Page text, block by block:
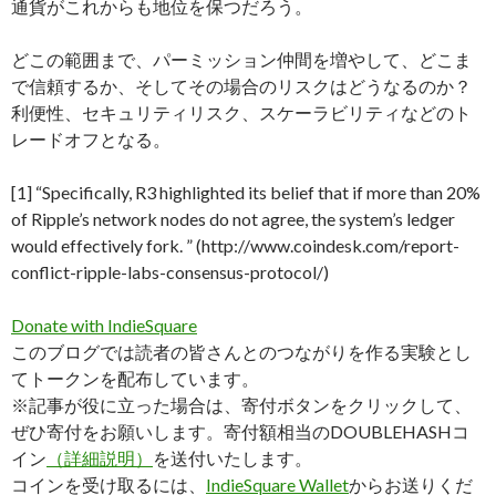
通貨がこれからも地位を保つだろう。
どこの範囲まで、パーミッション仲間を増やして、どこま
で信頼するか、そしてその場合のリスクはどうなるのか？
利便性、セキュリティリスク、スケーラビリティなどのト
レードオフとなる。
[1] “Specifically, R3 highlighted its belief that if more than 20%
of Ripple’s network nodes do not agree, the system’s ledger
would effectively fork. ” (http://www.coindesk.com/report-
conflict-ripple-labs-consensus-protocol/)
Donate with IndieSquare
このブログでは読者の皆さんとのつながりを作る実験とし
てトークンを配布しています。
※記事が役に立った場合は、寄付ボタンをクリックして、
ぜひ寄付をお願いします。寄付額相当のDOUBLEHASHコ
イン （詳細説明）
を送付いたします。
コインを受け取るには、 IndieSquare Walletからお送りくだ